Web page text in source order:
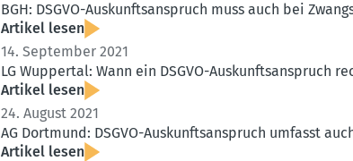
BGH: DSGVO-Auskunfts­an­spruch muss auch bei
Artikel lesen
14. September 2021
LG Wuppertal: Wann ein DSGVO-Auskunfts­an­spruch
Artikel lesen
24. August 2021
AG Dortmund: DSGVO-Auskunfts­an­spruch umfasst
Artikel lesen